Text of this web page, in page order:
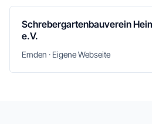
Schrebergartenbauverein
e.V.
Emden · Eigene Webseite